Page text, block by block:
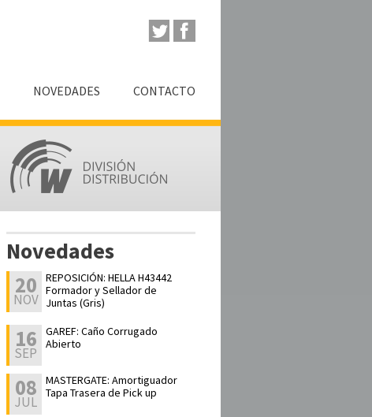
NOVEDADES CONTACTO
Novedades
20
NOV
REPOSICIÓN: HELLA H43442
Formador y Sellador de
Juntas (Gris)
16
SEP
GAREF: Caño Corrugado
Abierto
08
JUL
MASTERGATE: Amortiguador
Tapa Trasera de Pick up